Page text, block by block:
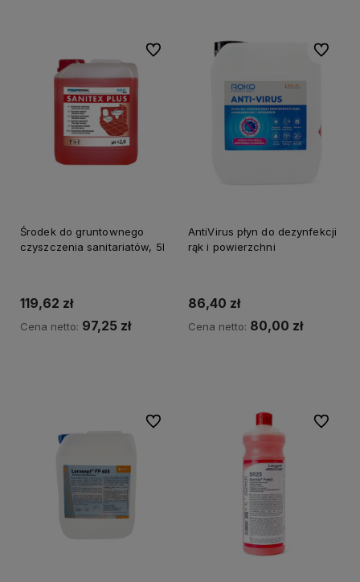
Środek do gruntownego
czyszczenia sanitariatów, 5l
119,62 zł
Cena netto: 97,25 zł
Do ulubionych
AntiVirus płyn do dezynfekcji
rąk i powierzchni
86,40 zł
Cena netto: 80,00 zł
Do
Do ulubionych Do